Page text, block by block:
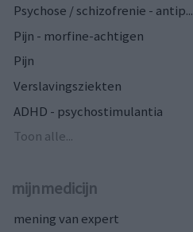
Psychose / schizofrenie - antip...
Pijn - morfine-achtigen
Pijn
Verslavingsziekten
ADHD - psychostimulantia
Toon alle...
mijnmedicijn
mening van expert